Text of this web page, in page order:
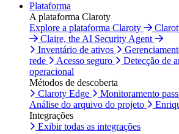
Plataforma
A plataforma Claroty
Explore a plataforma Claroty
Claire, the AI Security Agent
Inventário de ativos
rede
Acesso seguro Detecção de
operacional
Métodos de descoberta
Claroty Edge
Monitoramento
Análise do arquivo do projeto
Integrações
Exibir todas as integrações